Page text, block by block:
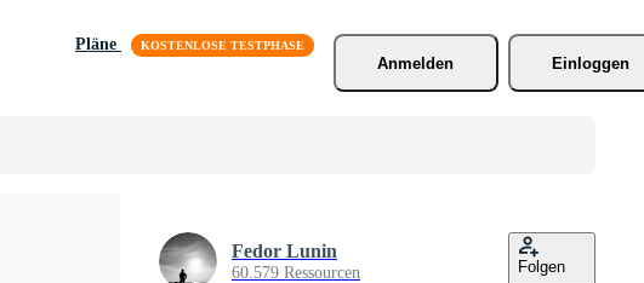
Pläne
Anmelden
Einloggen
Fedor Lunin
60.579 Ressourcen Folgen